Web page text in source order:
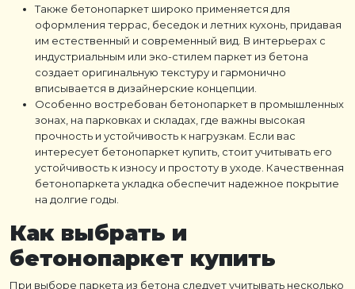
Также бетонопаркет широко применяется для
оформления террас, беседок и летних кухонь, придавая
им естественный и современный вид. В интерьерах с
индустриальным или эко-стилем паркет из бетона
создает оригинальную текстуру и гармонично
вписывается в дизайнерские концепции.
Особенно востребован бетонопаркет в промышленных
зонах, на парковках и складах, где важны высокая
прочность и устойчивость к нагрузкам. Если вас
интересует бетонопаркет купить, стоит учитывать его
устойчивость к износу и простоту в уходе. Качественная
бетонопаркета укладка обеспечит надежное покрытие
на долгие годы.
Как выбрать и
бетонопаркет купить
При выборе паркета из бетона следует учитывать несколько